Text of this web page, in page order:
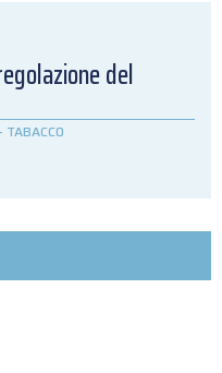
del
- TABACCO